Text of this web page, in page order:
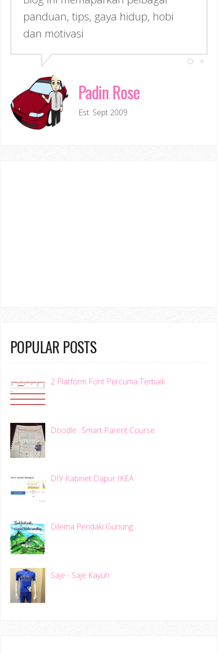
panduan, tips, gaya hidup, hobi
dan motivasi
Inspirasi kepada anda!
Padin Rose
Est. Sept 2009
POPULAR POSTS
2 Platform Font Percuma Terbaik
Doodle : Smart Parent Course
DIY Kabinet Dapur IKEA
Dilema Pendaki Gunung
Saje - Saje Kayuh